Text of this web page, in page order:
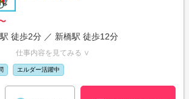
徒歩2分 ／ 新橋駅 徒歩12分
仕事内容を見てみる ∨
エルダー活躍中